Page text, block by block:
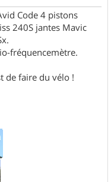
Code 4 pistons
240S jantes Mavic
fréquencemètre.
de faire du vélo !